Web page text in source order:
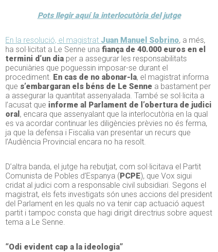
Pots llegir aquí la interlocutòria del jutge
En la resolució, el magistrat Juan Manuel Sobrino, a més,
ha sol·licitat a Le Senne unafiança de 40.000 euros en el
termini d’un dia per a assegurar les responsabilitats
pecuniàries que poguessin imposar-se durant el
procediment. En cas de no abonar-la, el magistrat informa
que s’embargaran els béns de Le Senne a bastament per
a assegurar la quantitat assenyalada. També se sol·licita a
l’acusat que informe al Parlament de l’obertura de judici
oral , encara que assenyalant que la interlocutòria en la qual
es va acordar continuar les diligències prèvies no és ferma,
ja que la defensa i Fiscalia van presentar un recurs que
l’Audiència Provincial encara no ha resolt.
D’altra banda, el jutge ha rebutjat, com sol·licitava el Partit
Comunista de Pobles d’Espanya (PCPE), que Vox sigui
cridat al judici com a responsable civil subsidiari. Segons el
magistrat, els fets investigats són unes accions del president
del Parlament en les quals no va tenir cap actuació aquest
partit i tampoc consta que hagi dirigit directrius sobre aquest
tema a Le Senne.
“Odi evident cap a la ideologia”